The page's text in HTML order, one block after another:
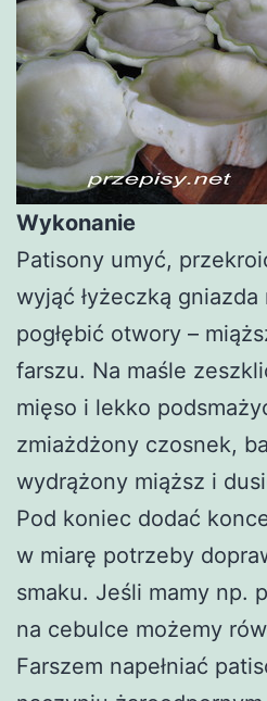
Wykonanie
Patisony umyć,
wyjąć łyżeczką
pogłębić otwory –
farszu. Na maśle
mięso i lekko
zmiażdżony czosnek,
wydrążony miąższ i
Pod koniec dodać
w miarę potrzeby
smaku. Jeśli mamy np.
na cebulce możemy
Farszem napełniać